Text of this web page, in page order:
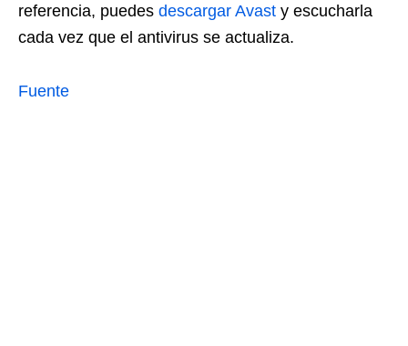
referencia, puedes descargar Avast y escucharla
cada vez que el antivirus se actualiza.
Fuente